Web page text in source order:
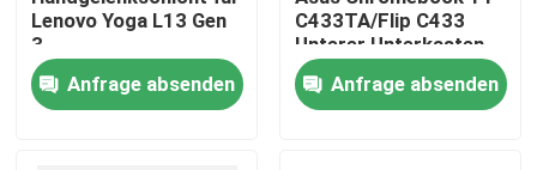
Videos
Lenovo-LCD-Bildschirm-Ersatz
Lenovo Yoga L13 Gen
3
Anfrage absenden
C433TA/Flip C433
Unterer Unterkasten
Silber
Anfrage absenden